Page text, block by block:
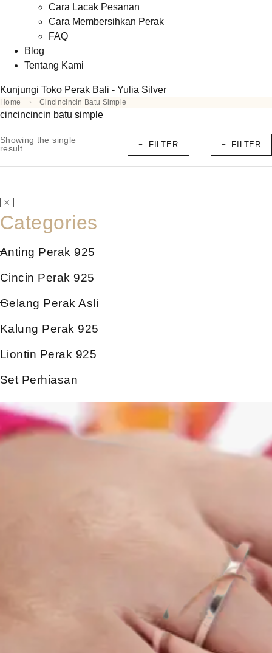
Cara Lacak Pesanan
Cara Membersihkan Perak
FAQ
Blog
Tentang Kami
Kunjungi Toko Perak Bali - Yulia Silver
Home Cincincincin Batu Simple
cincincincin batu simple
Showing the single
result
FILTER FILTER
Categories
Anting Perak 925
Cincin Perak 925
Gelang Perak Asli
Kalung Perak 925
Liontin Perak 925
Set Perhiasan